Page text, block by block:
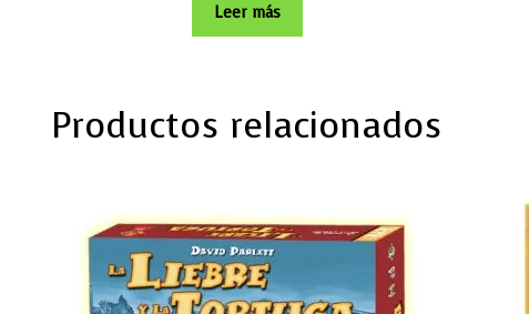
Leer más
Productos relacionados